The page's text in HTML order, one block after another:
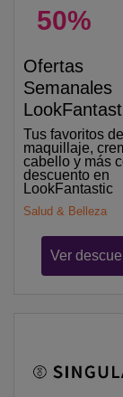
50%
Ofertas
Semanales
Tus favoritos de
maquillaje,
cabello y más
descuento en
LookFantastic
Salud & Belleza
Ver